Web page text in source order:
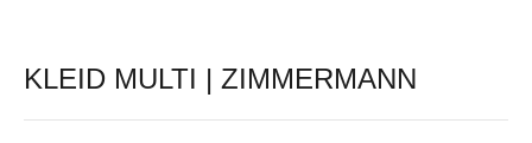
KLEID MULTI | ZIMMERMANN